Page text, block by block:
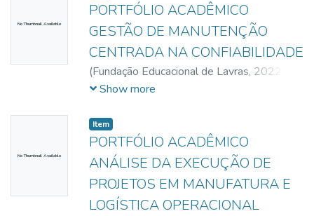
No Thumbnail Available
PORTFÓLIO ACADÊMICO
GESTÃO DE MANUTENÇÃO
CENTRADA NA CONFIABILIDADE
(Fundação Educacional de Lavras, 2022-
11-05)Oliveira, João Marcos
Oleises Freire de
Show more
No Thumbnail Available
Item
PORTFÓLIO ACADÊMICO
ANÁLISE DA EXECUÇÃO DE
PROJETOS EM MANUFATURA E
LOGÍSTICA OPERACIONAL